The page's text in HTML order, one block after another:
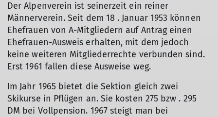
Der Alpenverein ist seinerzeit ein reiner
Männerverein. Seit dem 18 . Januar 1953 können
Ehefrauen von A-Mitgliedern auf Antrag einen
Ehefrauen-Ausweis erhalten, mit dem jedoch
keine weiteren Mitgliederrechte verbunden sind.
Erst 1961 fallen diese Ausweise weg.
Im Jahr 1965 bietet die Sektion gleich zwei
Skikurse in Pflügen an. Sie kosten 275 bzw . 295
DM bei Vollpension. 1967 steigt man bei